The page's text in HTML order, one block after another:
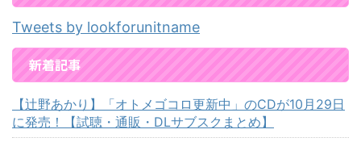
Tweets by lookforunitname
新着記事
【辻野あかり】「オトメゴコロ更新中」のCDが10月29日
に発売！【試聴・通販・DLサブスクまとめ】